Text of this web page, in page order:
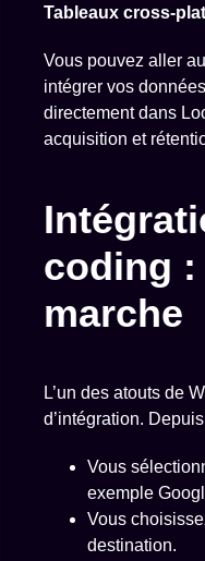
Tableaux cross-
Vous pouvez aller
intégrer vos
directement dans
acquisition et
coding :
marche
L’un des atouts de
d’intégration.
Vous
exemple
Vous
destination.